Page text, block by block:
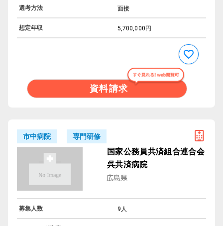
選考方法 面接
想定年収 5,700,000円
資料請求
市中病院 専門研修
国家公務員共済組合連合会
呉共済病院
広島県
募集人数 9人